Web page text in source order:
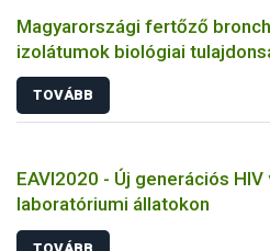
Magyarországi fertőző
izolátumok biológiai
állatkísérletes és molekuláris
TOVÁBB
EAVI2020 - Új generációs
laboratóriumi állatokon